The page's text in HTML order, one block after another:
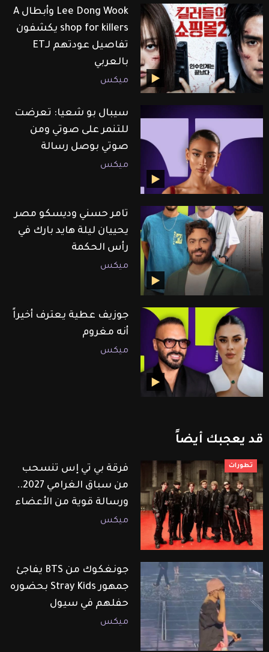
Lee Dong Wook وأبطال A
shop for killers يكشفون
تفاصيل عودتهم لـET
بالعربي
ميكس
سيبال بو شعيا: تعرضت
للتنمر على صوتي ومن
صوتي بوصل رسالة
ميكس
تامر حسني وديسكو مصر
يحييان ليلة هايد بارك في
رأس الحكمة
ميكس
جوزيف عطية يعترف أخيراً
أنه مغروم
ميكس
قد يعجبك أيضاً
تطورات
فرقة بي تي إس تنسحب
من سباق الغرامي 2027..
ورسالة قوية من الأعضاء
ميكس
جونغكوك من BTS يفاجئ
جمهور Stray Kids بحضوره
حفلهم في سيول
ميكس